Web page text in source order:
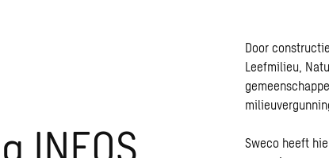
INEOS
Door
Leefmilieu,
Sweco heeft